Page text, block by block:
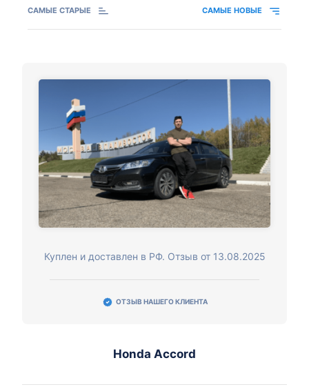
САМЫЕ СТАРЫЕ САМЫЕ НОВЫЕ
Куплен и доставлен в РФ. Отзыв от 13.08.2025
ОТЗЫВ НАШЕГО КЛИЕНТА
Honda Accord